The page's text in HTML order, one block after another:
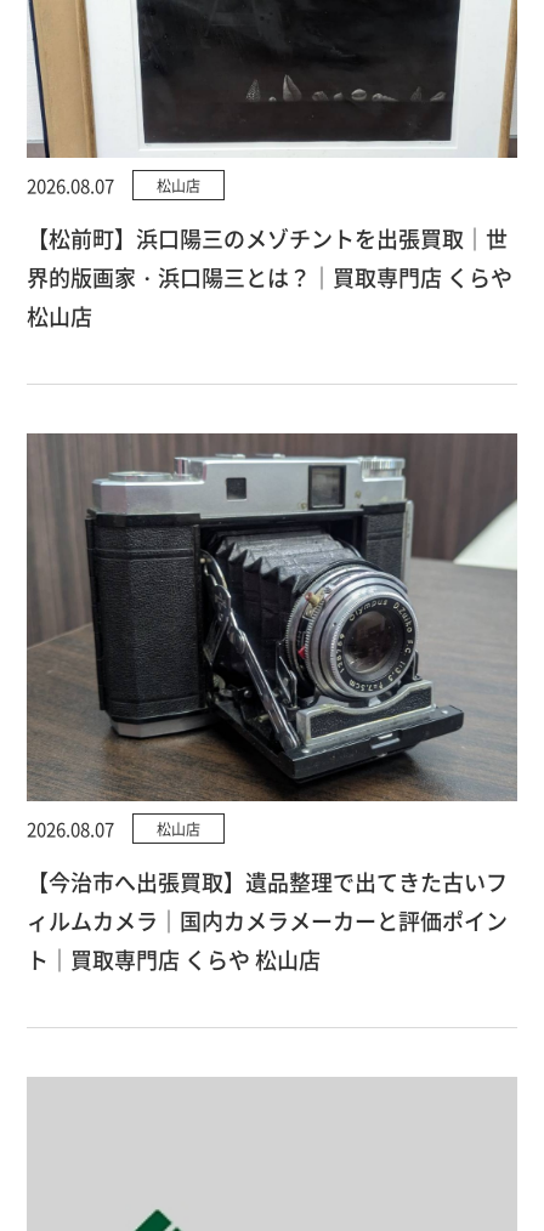
2026.08.07 松山店
【松前町】浜口陽三のメゾチントを出張買取｜世
界的版画家・浜口陽三とは？｜買取専門店 くらや
松山店
2026.08.07 松山店
【今治市へ出張買取】遺品整理で出てきた古いフ
ィルムカメラ｜国内カメラメーカーと評価ポイン
ト｜買取専門店 くらや 松山店